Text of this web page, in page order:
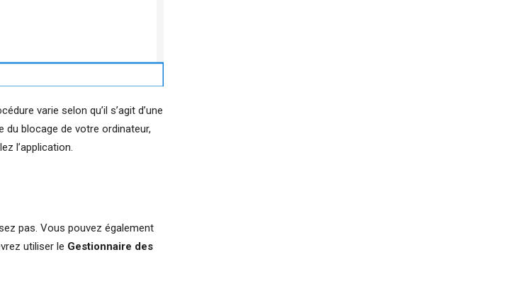
varie selon qu’il s’agit d’une
du blocage de votre ordinateur,
l’application.
pas. Vous pouvez également
utiliser le Gestionnaire des